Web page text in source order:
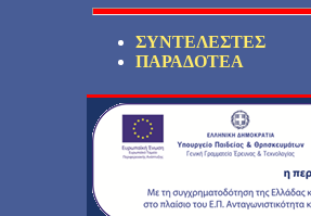
ΣΥΝΤΕΛΕΣΤΕΣ
ΠΑΡΑΔΟΤΕΑ